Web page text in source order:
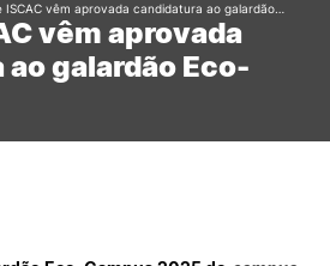
vêm aprovada
galardão Eco-
ISCAC vêm aprovada candidatura ao galardão…